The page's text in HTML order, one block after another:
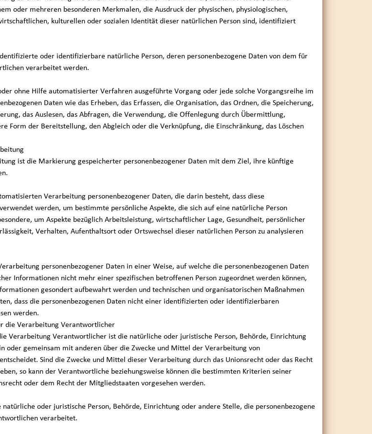
oder mehreren besonderen Merkmalen, die Ausdruck der physischen, physiologischen,
kulturellen oder sozialen Identität dieser natürlichen Person sind, identifiziert
oder identifizierbare natürliche Person, deren personenbezogene Daten von dem für
verarbeitet werden.
ohne Hilfe automatisierter Verfahren ausgeführte Vorgang oder jede solche Vorgangsreihe im
Daten wie das Erheben, das Erfassen, die Organisation, das Ordnen, die Speicherung,
das Auslesen, das Abfragen, die Verwendung, die Offenlegung durch Übermittlung,
Form der Bereitstellung, den Abgleich oder die Verknüpfung, die Einschränkung, das Löschen
ist die Markierung gespeicherter personenbezogener Daten mit dem Ziel, ihre künftige
Verarbeitung personenbezogener Daten, die darin besteht, dass diese
werden, um bestimmte persönliche Aspekte, die sich auf eine natürliche Person
um Aspekte bezüglich Arbeitsleistung, wirtschaftlicher Lage, Gesundheit, persönlicher
Verhalten, Aufenthaltsort oder Ortswechsel dieser natürlichen Person zu analysieren
personenbezogener Daten in einer Weise, auf welche die personenbezogenen Daten
Informationen nicht mehr einer spezifischen betroffenen Person zugeordnet werden können,
gesondert aufbewahrt werden und technischen und organisatorischen Maßnahmen
dass die personenbezogenen Daten nicht einer identifizierten oder identifizierbaren
werden.
die Verarbeitung Verantwortlicher
Verarbeitung Verantwortlicher ist die natürliche oder juristische Person, Behörde, Einrichtung
oder gemeinsam mit anderen über die Zwecke und Mittel der Verarbeitung von
Sind die Zwecke und Mittel dieser Verarbeitung durch das Unionsrecht oder das Recht
so kann der Verantwortliche beziehungsweise können die bestimmten Kriterien seiner
oder dem Recht der Mitgliedstaaten vorgesehen werden.
oder juristische Person, Behörde, Einrichtung oder andere Stelle, die personenbezogene
verarbeitet.